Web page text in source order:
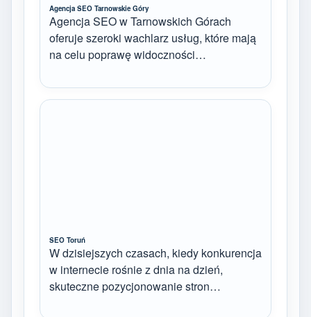
Agencja SEO Tarnowskie Góry
Agencja SEO w Tarnowskich Górach
oferuje szeroki wachlarz usług, które mają
na celu poprawę widoczności…
SEO Toruń
W dzisiejszych czasach, kiedy konkurencja
w internecie rośnie z dnia na dzień,
skuteczne pozycjonowanie stron…